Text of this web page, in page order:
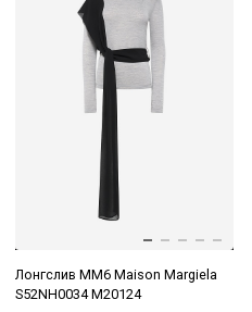
Лонгслив MM6 Maison Margiela
S52NH0034 M20124